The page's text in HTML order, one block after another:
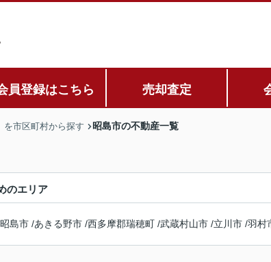
員登録はこちら 売却査定
を市区町村から探す 昭島市の不動産一覧
のエリア
昭島市 /あきる野市 /西多摩郡瑞穂町 /武蔵村山市 /立川市 /羽村